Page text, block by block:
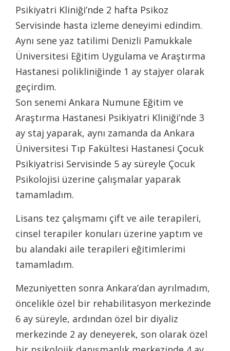
Psikiyatri Kliniği’nde 2 hafta Psikoz
Servisinde hasta izleme deneyimi edindim.
Aynı sene yaz tatilimi Denizli Pamukkale
Üniversitesi Eğitim Uygulama ve Araştırma
Hastanesi polikliniğinde 1 ay stajyer olarak
geçirdim.
Son senemi Ankara Numune Eğitim ve
Araştırma Hastanesi Psikiyatri Kliniği’nde 3
ay staj yaparak, aynı zamanda da Ankara
Üniversitesi Tıp Fakültesi Hastanesi Çocuk
Psikiyatrisi Servisinde 5 ay süreyle Çocuk
Psikolojisi üzerine çalışmalar yaparak
tamamladım.
Lisans tez çalışmamı çift ve aile terapileri,
cinsel terapiler konuları üzerine yaptım ve
bu alandaki aile terapileri eğitimlerimi
tamamladım.
Mezuniyetten sonra Ankara’dan ayrılmadım,
öncelikle özel bir rehabilitasyon merkezinde
6 ay süreyle, ardından özel bir diyaliz
merkezinde 2 ay deneyerek, son olarak özel